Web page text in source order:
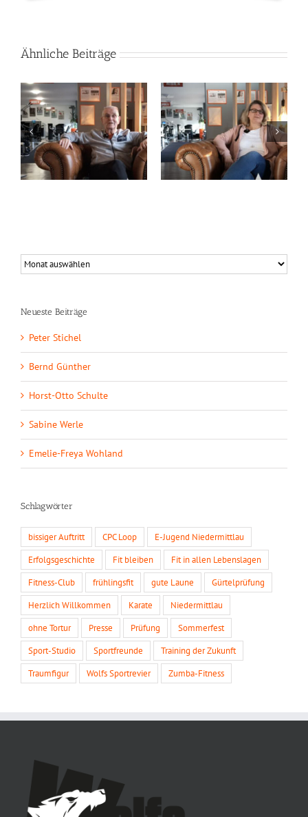
Ähnliche Beiträge
Sabine Werle Emelie-Freya Wohland
Neueste Beiträge
Peter Stichel
Bernd Günther
Horst-Otto Schulte
Sabine Werle
Emelie-Freya Wohland
Schlagwörter
bissiger Auftritt CPC Loop E-Jugend Niedermittlau
Erfolgsgeschichte Fit bleiben Fit in allen Lebenslagen
Fitness-Club frühlingsfit gute Laune Gürtelprüfung
Herzlich Willkommen Karate Niedermittlau
ohne Tortur Presse Prüfung Sommerfest
Sport-Studio Sportfreunde Training der Zukunft
Traumfigur Wolfs Sportrevier Zumba-Fitness